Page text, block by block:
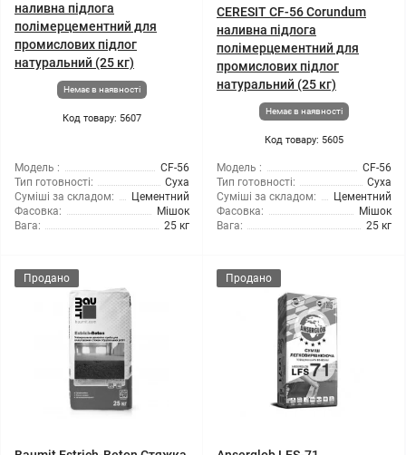
наливна підлога
полімерцементний для
промислових підлог
натуральний (25 кг)
Немає в наявності
Код товару: 5607
Модель :
CF-56
Тип готовності:
Суха
Суміші за складом:
Цементний
Фасовка:
Мішок
Вага:
25 кг
CERESIT CF-56 Corundum
наливна підлога
полімерцементний для
промислових підлог
натуральний (25 кг)
Немає в наявності
Код товару: 5605
Модель :
CF-56
Тип готовності:
Суха
Суміші за складом:
Цементний
Фасовка:
Мішок
Вага:
25 кг
Продано Продано